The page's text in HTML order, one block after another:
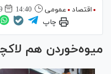
اقتصاد عمومی 14:40
19
چاپ
میوه‌خوردن هم